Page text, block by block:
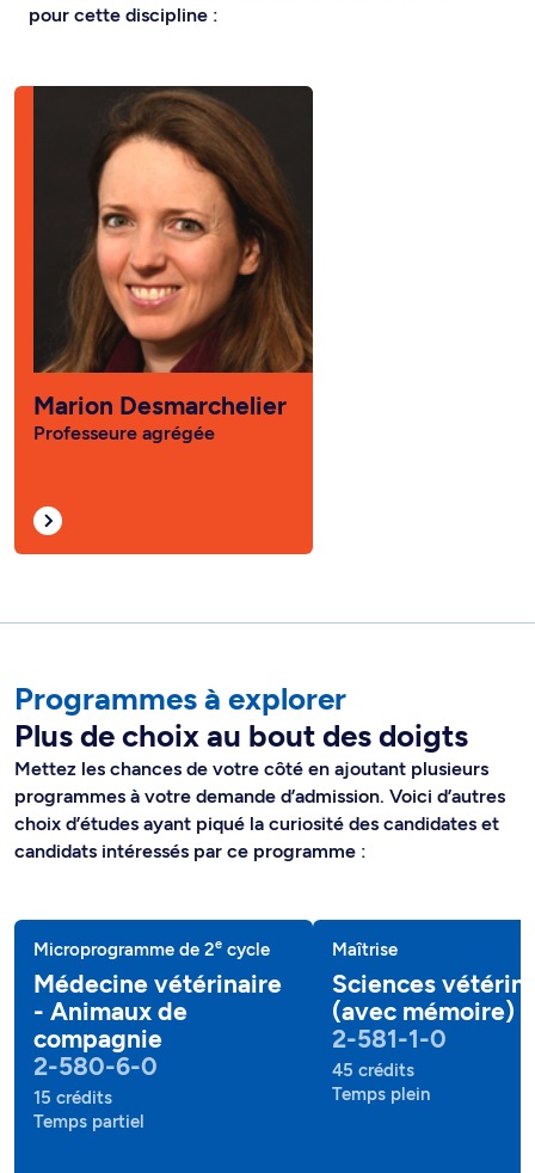
pour cette discipline :
Marion Desmarchelier
Professeure agrégée
Programmes à explorer
Plus de choix au bout des doigts
Mettez les chances de votre côté en ajoutant plusieurs
programmes à votre demande d’admission. Voici d’autres
choix d’études ayant piqué la curiosité des candidates et
candidats intéressés par ce programme :
Microprogramme de 2e cycle
Médecine vétérinaire
- Animaux de
compagnie
2-580-6-0
15 crédits
Temps partiel
Maîtrise
Sciences
(avec mémoire)
2-581-1-0
45 crédits
Temps plein